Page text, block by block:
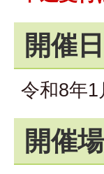
開催
令和8年
開催